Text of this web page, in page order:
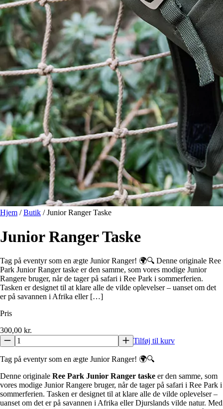
Hjem /Butik /Junior Ranger Taske
Junior Ranger Taske
Tag på eventyr som en ægte Junior Ranger! 🌍🔍 Denne originale Ree
Park Junior Ranger taske er den samme, som vores modige Junior
Rangere bruger, når de tager på safari i Ree Park i sommerferien.
Tasken er designet til at klare alle de vilde oplevelser – uanset om det
er på savannen i Afrika eller […]
Pris
300,00 kr.
Tilføj til kurv
Tag på eventyr som en ægte Junior Ranger! 🌍🔍
Denne originale Ree Park Junior Ranger taske er den samme, som
vores modige Junior Rangere bruger, når de tager på safari i Ree Park i
sommerferien. Tasken er designet til at klare alle de vilde oplevelser –
uanset om det er på savannen i Afrika eller Djurslands vilde natur. Med